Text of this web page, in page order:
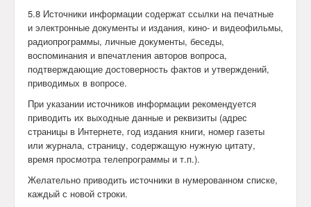
5.8 Источники информации содержат ссылки на печатные
и электронные документы и издания, кино- и видеофильмы,
радиопрограммы, личные документы, беседы,
воспоминания и впечатления авторов вопроса,
подтверждающие достоверность фактов и утверждений,
приводимых в вопросе.
При указании источников информации рекомендуется
приводить их выходные данные и реквизиты (адрес
страницы в Интернете, год издания книги, номер газеты
или журнала, страницу, содержащую нужную цитату,
время просмотра телепрограммы и т.п.).
Желательно приводить источники в нумерованном списке,
каждый с новой строки.